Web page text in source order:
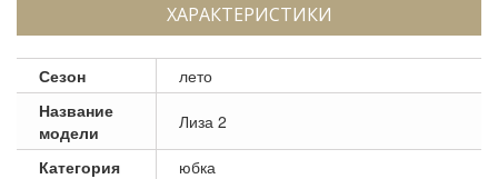
ХАРАКТЕРИСТИКИ
Сезон
лето
Название
модели
Лиза 2
Категория
юбка